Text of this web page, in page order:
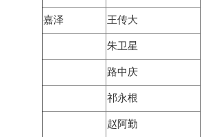
嘉泽 王传大
朱卫星
路中庆
祁永根
赵阿勤